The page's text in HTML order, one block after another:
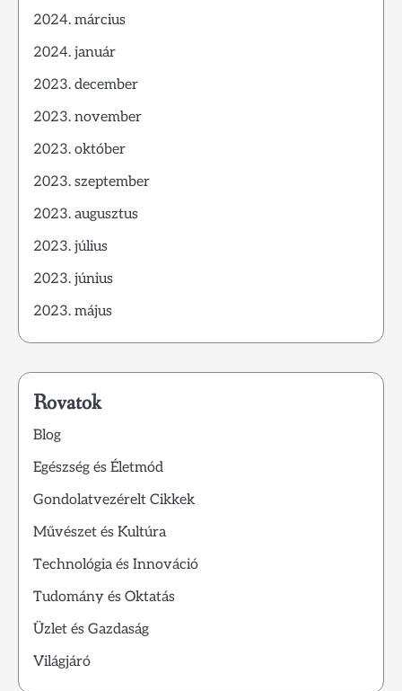
2024. március
2024. január
2023. december
2023. november
2023. október
2023. szeptember
2023. augusztus
2023. július
2023. június
2023. május
Rovatok
Blog
Egészség és Életmód
Gondolatvezérelt Cikkek
Művészet és Kultúra
Technológia és Innováció
Tudomány és Oktatás
Üzlet és Gazdaság
Világjáró